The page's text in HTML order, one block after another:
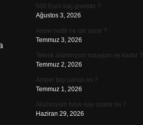
500 Euro kaç gramdır ?
Ağustos 3, 2026
Anew nedir ne işe yarar ?
Temmuz 3, 2026
Teknik alüminyum maaşları ne kadar ?
Temmuz 2, 2026
Amber taşı pahalı mı ?
Temmuz 1, 2026
Alüminyum folyo ısıyı azaltır mı ?
Haziran 29, 2026